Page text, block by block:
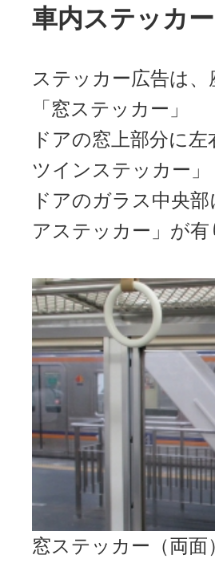
車内ステッカー
ステッカー広告は
「窓ステッカー」
ドアの窓上部分に
ツインステッカー」
ドアのガラス中央
アステッカー」が有
窓ステッカー（両面